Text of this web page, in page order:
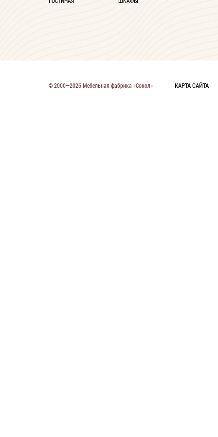
© 2000—2026 Мебельная фабрика «Сокол» КАРТА САЙТА